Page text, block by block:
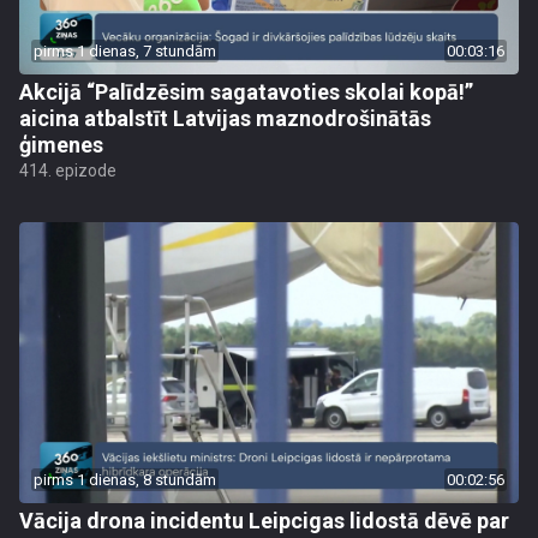
pirms 1 dienas, 7 stundām 00:03:16
Akcijā “Palīdzēsim sagatavoties skolai kopā!”
aicina atbalstīt Latvijas maznodrošinātās
ģimenes
414. epizode
pirms 1 dienas, 8 stundām 00:02:56
Vācija drona incidentu Leipcigas lidostā dēvē par